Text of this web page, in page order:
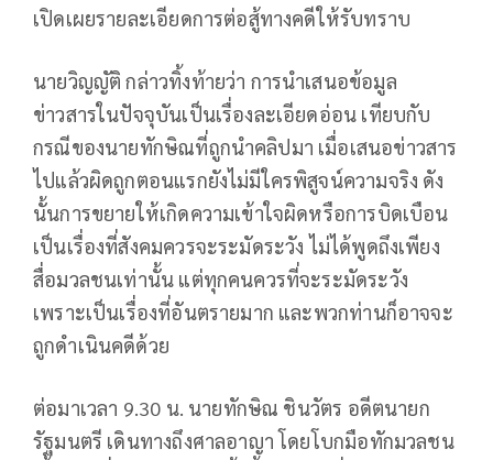
เปิดเผยรายละเอียดการต่อสู้ทางคดีให้รับทราบ
นายวิญญัติ กล่าวทิ้งท้ายว่า การนำเสนอข้อมูล
ข่าวสารในปัจจุบันเป็นเรื่องละเอียดอ่อน เทียบกับ
กรณีของนายทักษิณที่ถูกนำคลิปมา เมื่อเสนอข่าวสาร
ไปแล้วผิดถูกตอนแรกยังไม่มีใครพิสูจน์ความจริง ดัง
นั้นการขยายให้เกิดความเข้าใจผิดหรือการบิดเบือน
เป็นเรื่องที่สังคมควรจะระมัดระวัง ไม่ได้พูดถึงเพียง
สื่อมวลชนเท่านั้น แต่ทุกคนควรที่จะระมัดระวัง
เพราะเป็นเรื่องที่อันตรายมาก และพวกท่านก็อาจจะ
ถูกดำเนินคดีด้วย
ต่อมาเวลา 9.30 น. นายทักษิณ ชินวัตร อดีตนายก
รัฐมนตรี เดินทางถึงศาลอาญา โดยโบกมือทักมวลชน